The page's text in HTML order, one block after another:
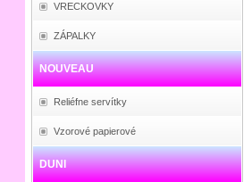
VRECKOVKY
ZÁPALKY
NOUVEAU
Reliéfne servítky
Vzorové papierové
DUNI